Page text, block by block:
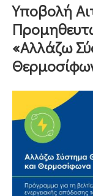
ΠΡΟΓΡΑΜΜΑΤΑ
ΕΠΙΜΕΛΗΤΗΡΙΟΥ
ΣΥΜΜΕΤΟΧΗ
ΕΤΑΙΡΕΙΕΣ
ΕΠΙΚΑΙΡΟΤΗΤΑ
ΕΠΙΚΟΙΝΩΝΙΑ
Υποβολή
«Αλλάζω